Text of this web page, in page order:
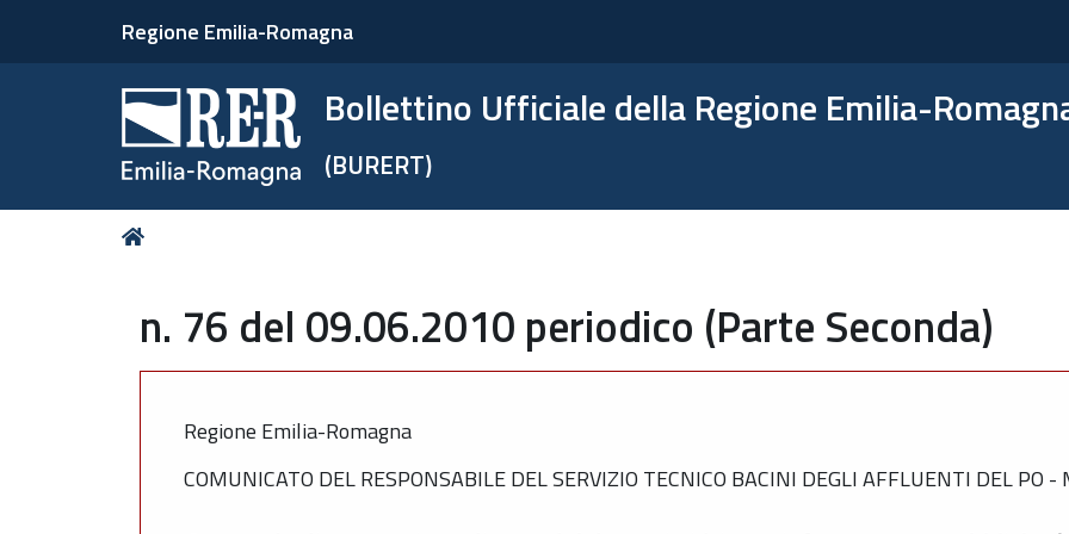
Regione Emilia-Romagna
Bollettino Ufficiale della Regione Emilia-
(BURERT)
Tu
n. 76 del 09.06.2010 periodico (Parte Seconda)
Regione Emilia-Romagna
COMUNICATO DEL RESPONSABILE DEL SERVIZIO TECNICO BACINI DEGLI AFFLUENTI DEL PO -